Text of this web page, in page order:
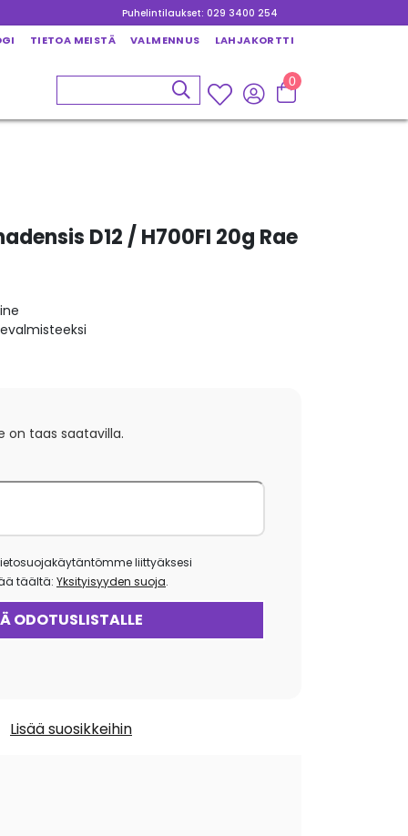
Puhelintilaukset: 029 3400 254
TIETOA MEISTÄ VALMENNUS LAHJAKORTTI
0
D12 / H700FI 20g Rae
on taas saatavilla.
liittyäksesi
täältä: Yksityisyyden suoja.
Lisää suosikkeihin